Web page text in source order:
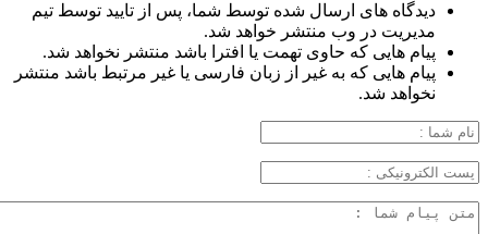
دیدگاه های ارسال شده توسط شما، پس از تایید توسط تیم
مدیریت در وب منتشر خواهد شد.
پیام هایی که حاوی تهمت یا افترا باشد منتشر نخواهد شد.
پیام هایی که به غیر از زبان فارسی یا غیر مرتبط باشد منتشر
نخواهد شد.